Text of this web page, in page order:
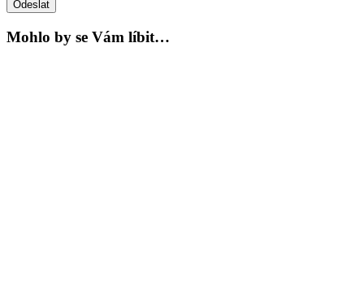
Odeslat
Mohlo by se Vám líbit…